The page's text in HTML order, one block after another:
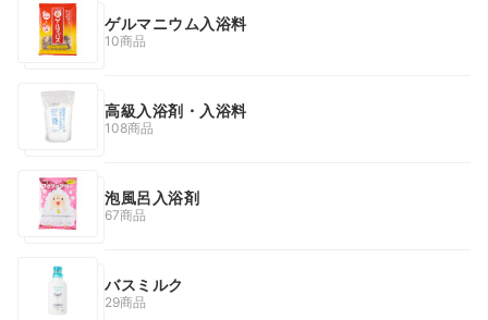
ゲルマニウム入浴料
10商品
高級入浴剤・入浴料
108商品
泡風呂入浴剤
67商品
バスミルク
29商品